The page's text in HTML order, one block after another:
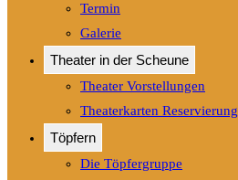
Termin
Galerie
Theater in der Scheune
Theater Vorstellungen
Theaterkarten Reservierung
Töpfern
Die Töpfergruppe